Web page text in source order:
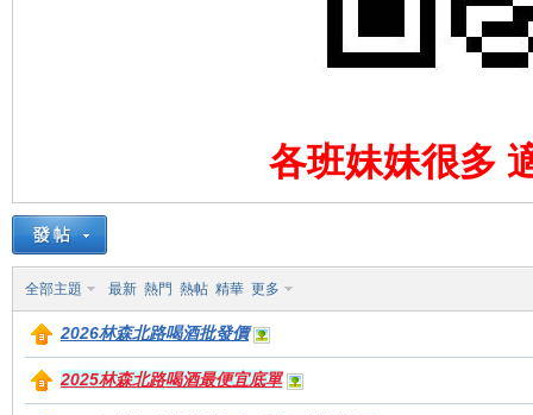
壇
各班妹妹很多
全部主題 最新 熱門 熱帖 精華 更多
2026林森北路喝酒批發價
2025林森北路喝酒最便宜底單